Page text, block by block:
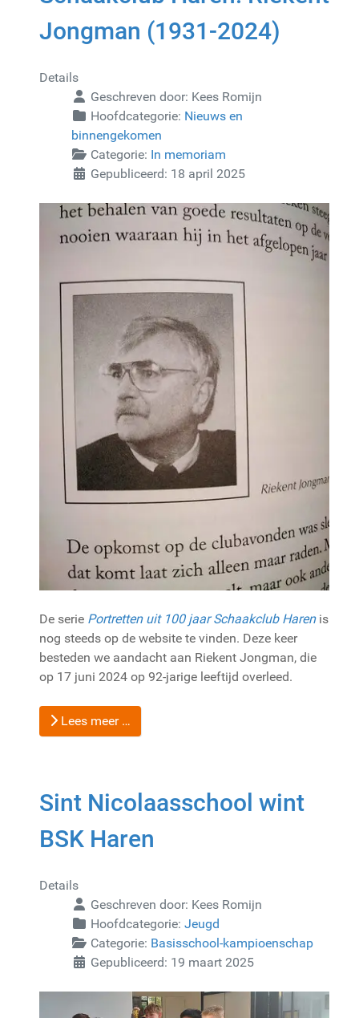
Jongman (1931-2024)
Details
Geschreven door: Kees Romijn
Hoofdcategorie: Nieuws en
binnengekomen
Categorie: In memoriam
Gepubliceerd: 18 april 2025
De serie Portretten uit 100 jaar Schaakclub Harenis
nog steeds op de website te vinden. Deze keer
besteden we aandacht aan Riekent Jongman, die
op 17 juni 2024 op 92-jarige leeftijd overleed.
Lees meer …
Sint Nicolaasschool wint
BSK Haren
Details
Geschreven door: Kees Romijn
Hoofdcategorie: Jeugd
Categorie: Basisschool-kampioenschap
Gepubliceerd: 19 maart 2025